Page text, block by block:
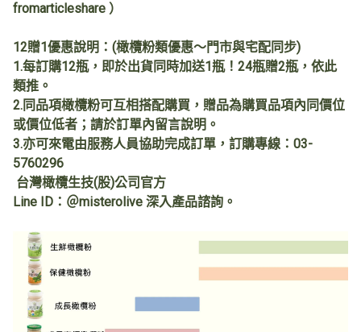
fromarticleshare ）
12贈1優惠說明：(橄欖粉類優惠～門市與宅配同步)
1.每訂購12瓶，即於出貨同時加送1瓶！24瓶贈2瓶，依此
類推。
2.同品項橄欖粉可互相搭配購買，贈品為購買品項內同價位
或價位低者；請於訂單內留言說明。
3.亦可來電由服務人員協助完成訂單，訂購專線：03-
5760296
台灣橄欖生技(股)公司官方
Line ID：＠misterolive 深入產品諮詢。